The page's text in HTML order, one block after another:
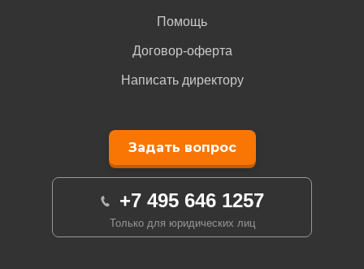
Помощь
Договор-оферта
Написать директору
Задать вопрос
+7 495 646 1257
Только для юридических лиц